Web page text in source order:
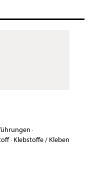
·
· Klebstoffe / Kleben